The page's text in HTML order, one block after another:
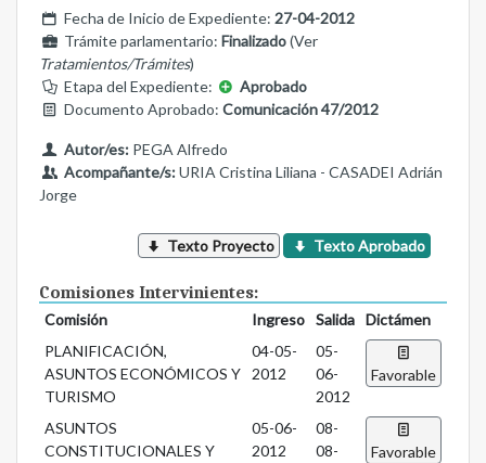
Fecha de Inicio de Expediente: 27-04-2012
Trámite parlamentario: Finalizado(Ver
Tratamientos/Trámites)
Etapa del Expediente:
Aprobado
Documento Aprobado: Comunicación 47/2012
Autor/es:PEGA Alfredo
Acompañante/s:URIA Cristina Liliana - CASADEI Adrián
Jorge
Texto Proyecto Texto Aprobado
Comisiones Intervinientes:
Comisión Ingreso Salida
Dictámen
PLANIFICACIÓN,
ASUNTOS ECONÓMICOS Y
TURISMO
04-05-
2012
05-
06-
2012
Favorable
ASUNTOS
CONSTITUCIONALES Y
05-06-
2012
08-
08-
Favorable